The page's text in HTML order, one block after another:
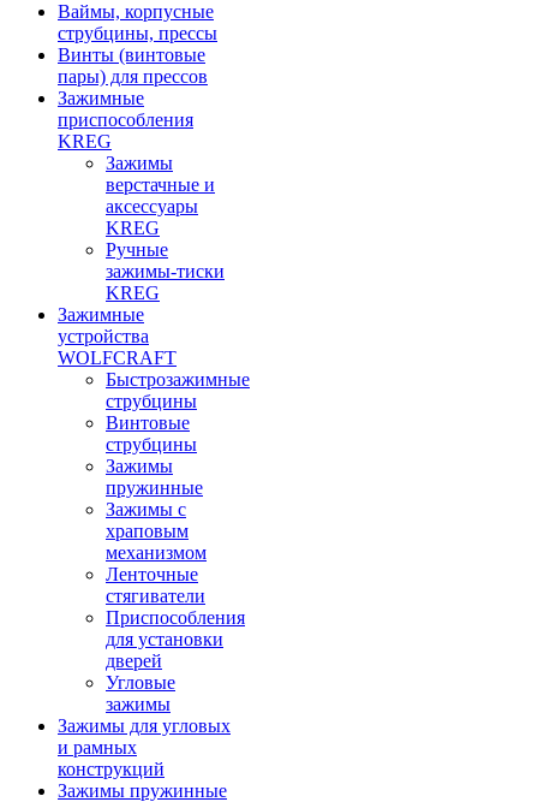
Ваймы, корпусные
струбцины, прессы
Винты (винтовые
пары) для прессов
Зажимные
приспособления
KREG
Зажимы
верстачные и
аксессуары
KREG
Ручные
зажимы-тиски
KREG
Зажимные
устройства
WOLFCRAFT
Быстрозажимные
струбцины
Винтовые
струбцины
Зажимы
пружинные
Зажимы с
храповым
механизмом
Ленточные
стягиватели
Приспособления
для установки
дверей
Угловые
зажимы
Зажимы для угловых
и рамных
конструкций
Зажимы пружинные